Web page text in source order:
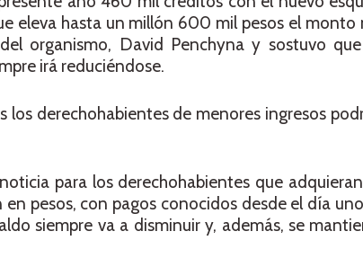
eleva hasta un millón 600 mil pesos el monto
organismo, David Penchyna y sostuvo
irá reduciéndose.
los derechohabientes de menores ingresos
para los derechohabientes que
pesos, con pagos conocidos desde el día
siempre va a disminuir y, además, se